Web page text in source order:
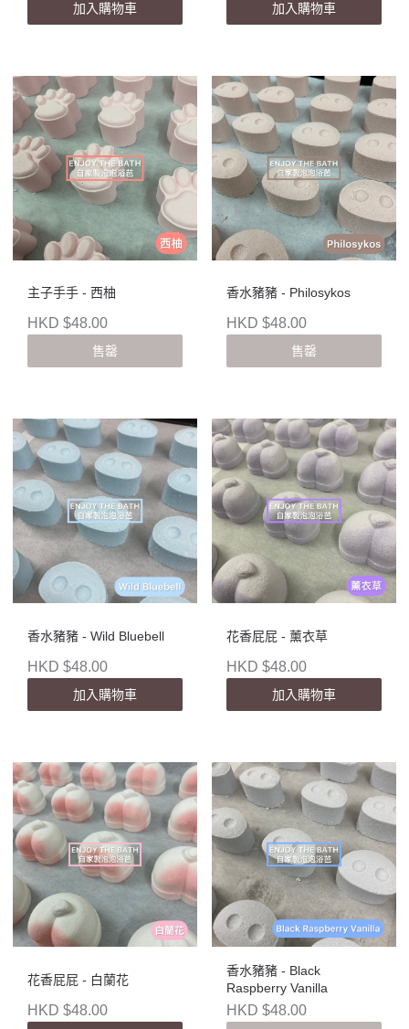
加入購物車 加入購物車
主子手手 - 西柚
HKD $48.00
售罄
香水豬豬 - Philosykos
HKD $48.00
售罄
香水豬豬 - Wild Bluebell
HKD $48.00
加入購物車
花香屁屁 - 薰衣草
HKD $48.00
加入購物車
花香屁屁 - 白蘭花
HKD $48.00
香水豬豬 - Black
Raspberry Vanilla
HKD $48.00